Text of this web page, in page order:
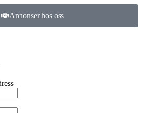
Annonser hos oss